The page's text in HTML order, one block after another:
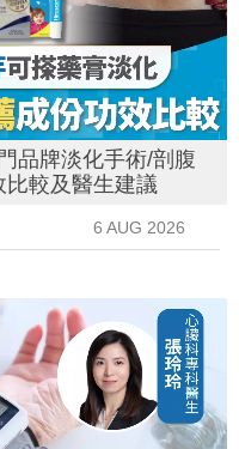
品牌淡化手術/剖腹
較及醫生建議
6 AUG 2026